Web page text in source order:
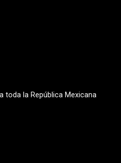
toda la República Mexicana